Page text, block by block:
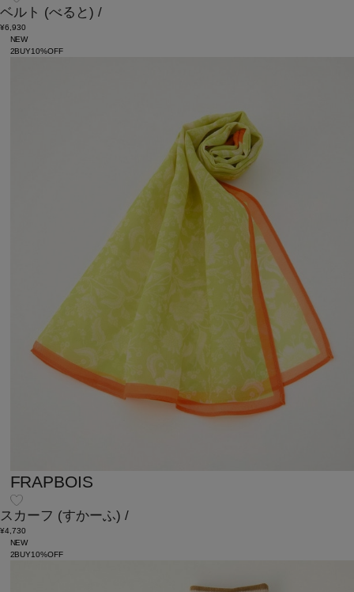
ベルト (べると) /
¥6,930
NEW
2BUY10%OFF
FRAPBOIS
スカーフ (すかーふ) /
¥4,730
NEW
2BUY10%OFF